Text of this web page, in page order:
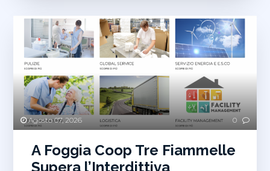
Agosto 07, 2026 0
A Foggia Coop Tre Fiammelle
Supera l’Interdittiva